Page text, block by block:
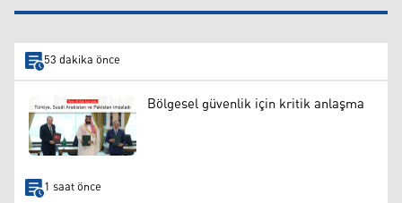
53 dakika önce
Bölgesel güvenlik için kritik anlaşma
1 saat önce